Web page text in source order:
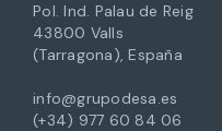
Pol. Ind. Palau de Reig
43800 Valls
(Tarragona), España
info@grupodesa.es
(+34) 977 60 84 06